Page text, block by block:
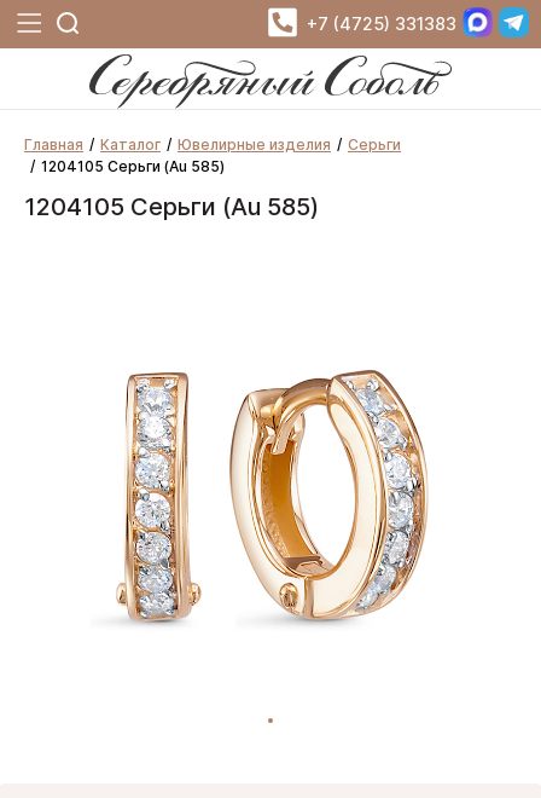
+7 (4725) 331383
Главная Каталог Ювелирные изделия
Серьги
1204105 Серьги (Au 585)
1204105 Серьги (Au 585)